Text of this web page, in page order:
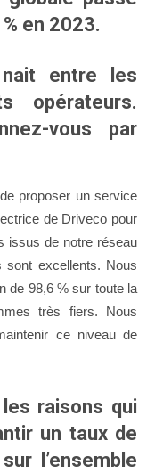
en 2023.
entre les
opérateurs.
vous par
proposer un service
de Driveco pour
issus de notre réseau
sont excellents. Nous
de 98,6 % sur toute la
très fiers. Nous
ce niveau de
raisons qui
un taux de
l’ensemble